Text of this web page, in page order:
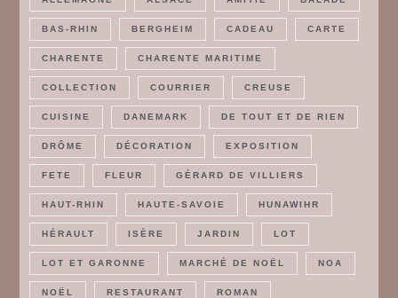
BAS-RHIN BERGHEIM CADEAU CARTE
CHARENTE CHARENTE MARITIME
COLLECTION COURRIER CREUSE
CUISINE DANEMARK DE TOUT ET DE RIEN
DRÔME DÉCORATION EXPOSITION
FETE FLEUR GÉRARD DE VILLIERS
HAUT-RHIN HAUTE-SAVOIE HUNAWIHR
HÉRAULT ISÈRE JARDIN LOT
LOT ET GARONNE MARCHÉ DE NOËL NOA
NOËL RESTAURANT ROMAN